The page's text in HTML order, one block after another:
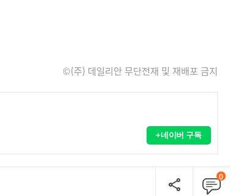
©(주) 데일리안 무단전재 및 재배포 금지
+네이버 구독
0